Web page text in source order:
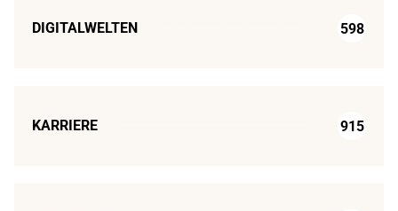
DIGITALWELTEN 598
KARRIERE 915